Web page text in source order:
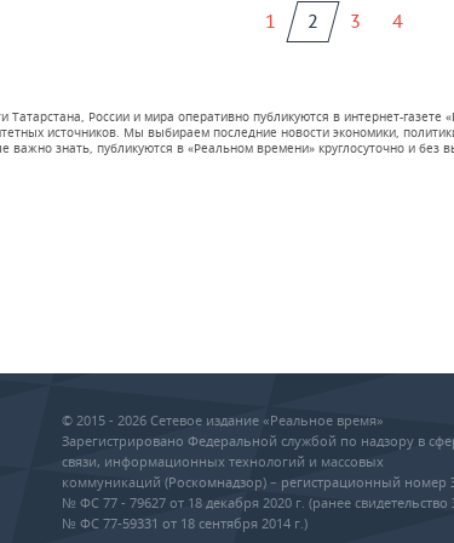
1 2 3 4
Татарстана, России и мира оперативно публикуются в интернет-
источников. Мы выбираем последние новости экономики,
важно знать, публикуются в «Реальном времени» круглосуточно и без
© 2015 - 2026 Сетевое издание «Реальное время»
Зарегистрировано Федеральной службой по надзору в
связи, информационных технологий и массовых
коммуникаций (Роскомнадзор) – регистрационный номер
№ ФС 77 - 79627 от 18 декабря 2020 г. (ранее свидетельство
№ ФС 77-59331 от 18 сентября 2014 г.)